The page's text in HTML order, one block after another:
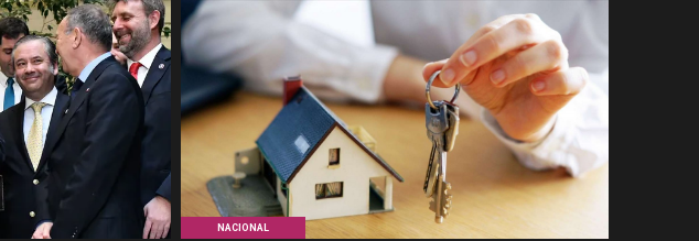
NACIONAL